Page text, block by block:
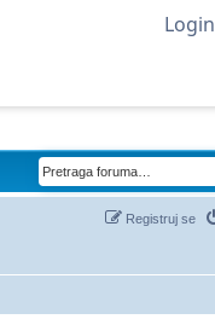
Login
Registruj se